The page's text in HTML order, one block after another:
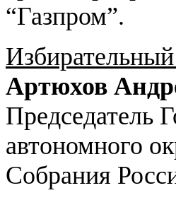
“Газпром”.
Артюхов
Председатель
автономного
Собрания